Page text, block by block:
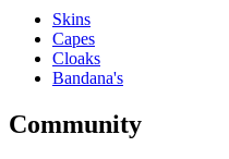
Skins
Capes
Cloaks
Bandana's
Community